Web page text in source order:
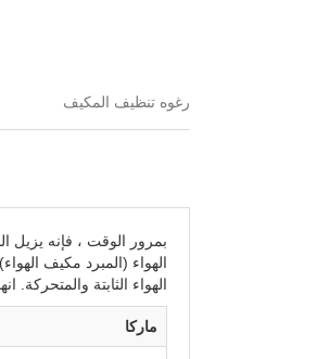
رغوه تنظيف المكيف
بمرور الوقت ، فإنه يزيل
الهواء (المبرد مكيف
الهواء الثابتة والمتحركة.
ماركا